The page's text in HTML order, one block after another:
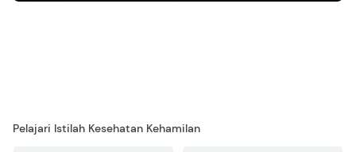
Pelajari Istilah Kesehatan Kehamilan